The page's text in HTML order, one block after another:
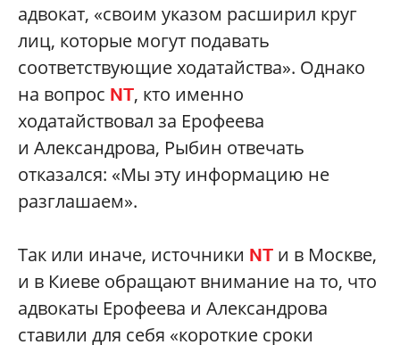
адвокат, «своим указом расширил круг
лиц, которые могут подавать
соответствующие ходатайства». Однако
на вопрос NT, кто именно
ходатайствовал за Ерофеева
и Александрова, Рыбин отвечать
отказался: «Мы эту информацию не
разглашаем».
Так или иначе, источники NT и в Москве,
и в Киеве обращают внимание на то, что
адвокаты Ерофеева и Александрова
ставили для себя «короткие сроки